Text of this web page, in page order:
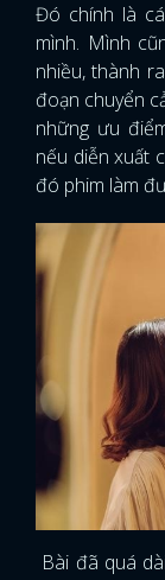
Đó chính là
mình. Mình
nhiều, thành
đoạn chuyển
những ưu
nếu diễn xuất
đó phim làm
Bài đã quá